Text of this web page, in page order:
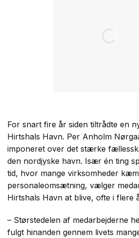
For snart fire år siden tiltrådte en
Hirtshals Havn. Per Anholm
imponeret over det stærke
den nordjyske havn. Især én ting
tid, hvor mange virksomheder
personaleomsætning, vælger
Hirtshals Havn at blive, ofte i flere
– Størstedelen af medarbejderne
fulgt hinanden gennem livets